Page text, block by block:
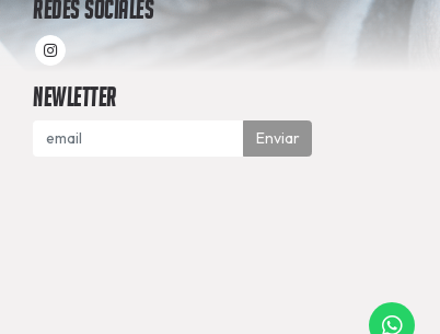
Redes Sociales
Newletter
Enviar